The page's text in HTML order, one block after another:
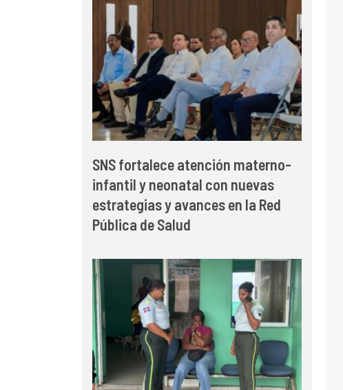
SNS fortalece atención materno-
infantil y neonatal con nuevas
estrategias y avances en la Red
Pública de Salud